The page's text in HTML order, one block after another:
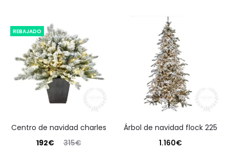
era:
275€.
es:
192€.
REBAJADO
centro de navidad charles
315€
El
192€
El
árbol de navidad flock 225
1.160€